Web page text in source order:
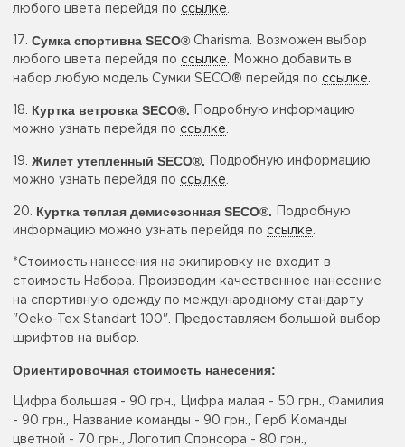
любого цвета перейдя по ссылке
17. Сумка спортивна SECO® Charisma. Возможен выбор
любого цвета перейдя по ссылке . Можно добавить в
набор любую модель Сумки SECO® перейдя по ссылке
18. Куртка ветровка SECO®.
Подробную информацию
можно узнать перейдя по ссылке
19. Жилет утепленный SECO®.
Подробную информацию
можно узнать перейдя по ссылке
20. Куртка теплая демисезонная SECO®.
Подробную
информацию можно узнать перейдя по ссылке
*Стоимость нанесения на экипировку не входит в
стоимость Набора. Производим качественное нанесение
на спортивную одежду по международному стандарту
"Oeko-Tex Standart 100". Предоставляем большой выбор
шрифтов на выбор.
Ориентировочная стоимость нанесения:
Цифра большая - 90 грн., Цифра малая - 50 грн., Фамилия
- 90 грн., Название команды - 90 грн., Герб Команды
цветной - 70 грн., Логотип Спонсора - 80 грн.,